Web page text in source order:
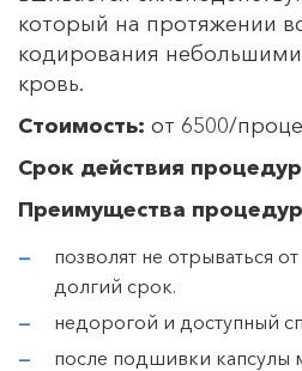
который на протяжении
кодирования
кровь.
Стоимость: от 6500/
Срок действия
Преимущества
позволят не отрываться
долгий срок.
недорогой и доступный
после подшивки капсулы